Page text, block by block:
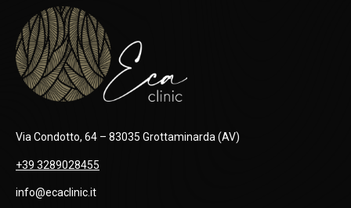
Via Condotto, 64 – 83035 Grottaminarda (AV)
+39 3289028455
info@ecaclinic.it